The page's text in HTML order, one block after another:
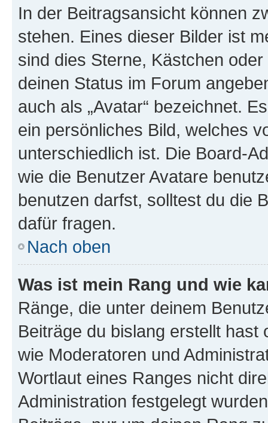
In der Beitragsansicht können
stehen. Eines dieser Bilder ist
sind dies Sterne, Kästchen
deinen Status im Forum
auch als „Avatar“ bezeichnet.
ein persönliches Bild, welches
unterschiedlich ist. Die Board-
wie die Benutzer Avatare
benutzen darfst, solltest du die
dafür fragen.
Nach oben
Was ist mein Rang und wie
Ränge, die unter deinem
Beiträge du bislang erstellt
wie Moderatoren und
Wortlaut eines Ranges nicht
Administration festgelegt